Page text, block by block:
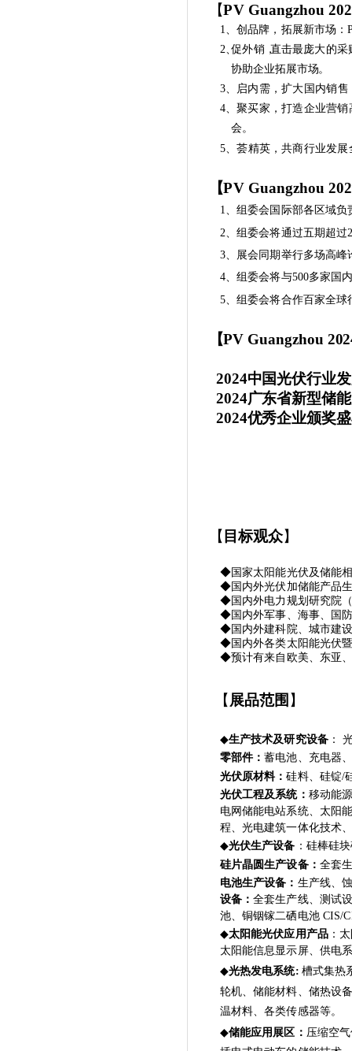
【PV Guangzhou 202
1、创品牌，拓展新市场 ：
2 、促外销，直击最庞大的采
协助企业拓 展市场。
3、启内需 ，扩大国内销售
4、 聚买家，打造企业营销
会。
5、荟精英，共商行业发展
【PV Guangzhou 202
1、组委会国际部各区域
2、组委会将通过五期超
3、展会同期举行多场高
4、组委会将与500多家国
5、组委会将合作百家全
【PV Guangzhou
2024中国光伏行业
2024广东省新型储
2024优秀企业颁奖
【 目标观众】
◆国家太阳能光伏及储能
◆国内外光伏加储能产品
◆国内外电力规划研究院
◆国内外军事、海事、国
◆国内外建科院、城市建
◆国内外各类太阳能光伏
◆预计有来自欧美、东亚
【 展品范围 】
◆生产技术及研究设备：
零部件：蓄电池、充电器
光伏原材料：硅料、硅锭/
光伏工程及系统： 移动能
电网储能电站系统、太阳
程、光电建筑一体化技术
◆光伏生产设备 ：硅棒硅
硅片晶圆生产设备： 全套
电池生产设备： 生产线、
设备：全套生产线、测试
池、铜铟镓二硒电池 CIS/
◆太阳能光伏应用产品：
太阳能信息显示屏、供电
◆光热发电系统: 槽式集热
轮机、储能材料、储热设
温材料、各类传感器等。
◆储能应用展区： 压缩空